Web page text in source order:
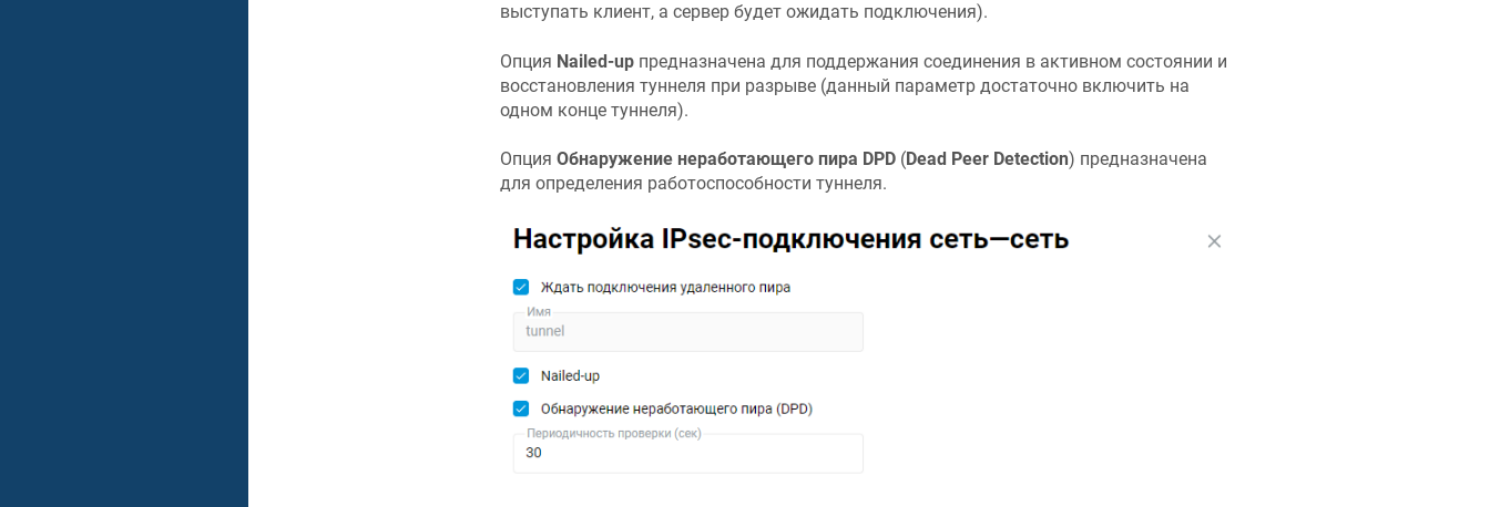
выступать клиент, а сервер будет ожидать подключения).
Опция Nailed-upпредназначена для поддержания соединения в активном состоянии и
восстановления туннеля при разрыве (данный параметр достаточно включить на
одном конце туннеля).
Опция Обнаружение неработающего пира DPD(Dead Peer Detection) предназначена
для определения работоспособности туннеля.